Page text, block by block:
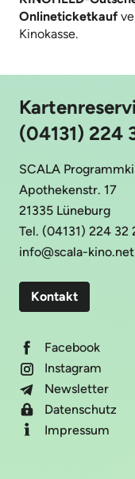
Onlineticketkauf
Kinokasse.
(04131) 224
SCALA
Apothekenstr. 17
21335 Lüneburg
Tel. (04131) 224 32
info@scala-kino.net
Kontakt
Facebook
Instagram
Newsletter
Datenschutz
Impressum